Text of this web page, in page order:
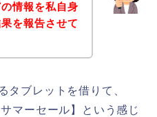
情報を私自身
を報告させて
タブレットを借りて、
マーセール】という感じ